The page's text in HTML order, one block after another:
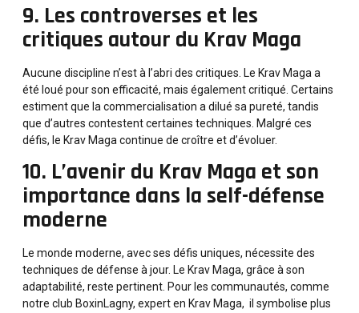
9. Les controverses et les
critiques autour du Krav Maga
Aucune discipline n’est à l’abri des critiques. Le Krav Maga a
été loué pour son efficacité, mais également critiqué. Certains
estiment que la commercialisation a dilué sa pureté, tandis
que d’autres contestent certaines techniques. Malgré ces
défis, le Krav Maga continue de croître et d’évoluer.
10. L’avenir du Krav Maga et son
importance dans la self-défense
moderne
Le monde moderne, avec ses défis uniques, nécessite des
techniques de défense à jour. Le Krav Maga, grâce à son
adaptabilité, reste pertinent. Pour les communautés, comme
notre club BoxinLagny, expert en Krav Maga, il symbolise plus